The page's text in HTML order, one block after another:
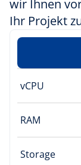
wir Ihnen
Ihr Projekt
vCPU
RAM
Storage